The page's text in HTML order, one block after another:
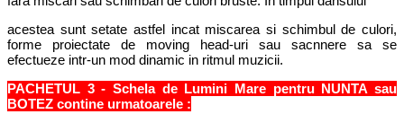
acestea sunt setate astfel incat miscarea si schimbul de culori,
forme proiectate de moving head-uri sau sacnnere sa se
efectueze intr-un mod dinamic in ritmul muzicii.
PACHETUL 3 - Schela de Lumini Mare pentru NUNTA sau
BOTEZ contine urmatoarele :